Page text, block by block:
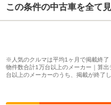
この条件の中古車を全て
※人気のクルマは平均1ヶ月で掲載終了
物件数合計1万台以上のメーカー｜算
台以上のメーカーのうち、掲載が終了